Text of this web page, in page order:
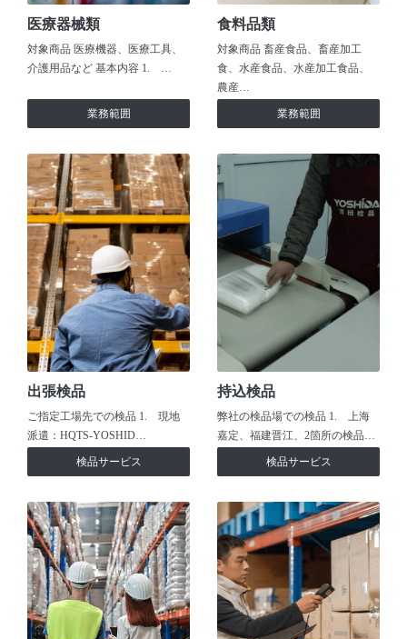
医療器械類
対象商品 医療機器、医療工具、
介護用品など 基本内容 1. …
業務範囲
食料品類
対象商品 畜産食品、畜産加工
食、水産食品、水産加工食品、
農産…
業務範囲
出張検品
ご指定工場先での検品 1. 現地
派遣：HQTS-YOSHID…
検品サービス
持込検品
弊社の検品場での検品 1. 上海
嘉定、福建晋江、2箇所の検品…
検品サービス